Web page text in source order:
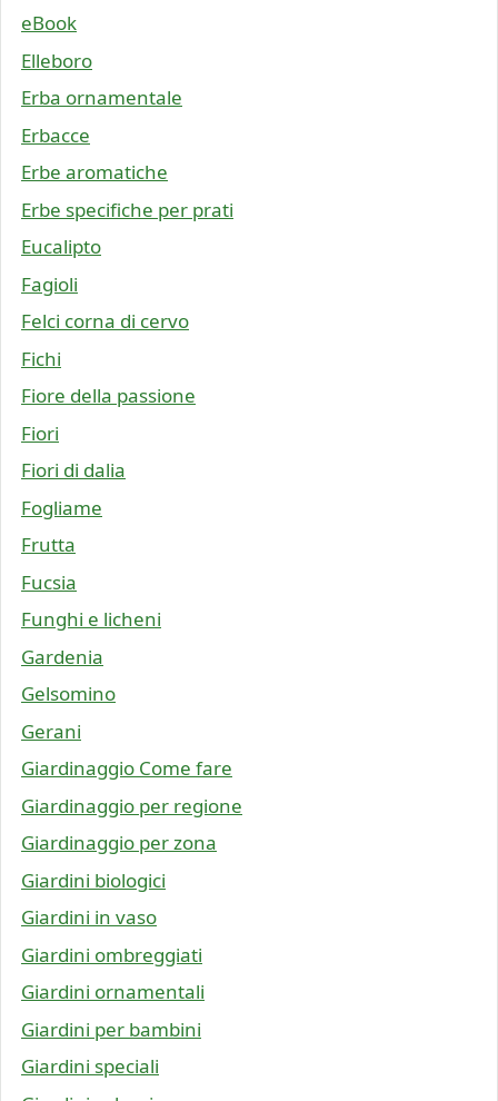
eBook
Elleboro
Erba ornamentale
Erbacce
Erbe aromatiche
Erbe specifiche per prati
Eucalipto
Fagioli
Felci corna di cervo
Fichi
Fiore della passione
Fiori
Fiori di dalia
Fogliame
Frutta
Fucsia
Funghi e licheni
Gardenia
Gelsomino
Gerani
Giardinaggio Come fare
Giardinaggio per regione
Giardinaggio per zona
Giardini biologici
Giardini in vaso
Giardini ombreggiati
Giardini ornamentali
Giardini per bambini
Giardini speciali